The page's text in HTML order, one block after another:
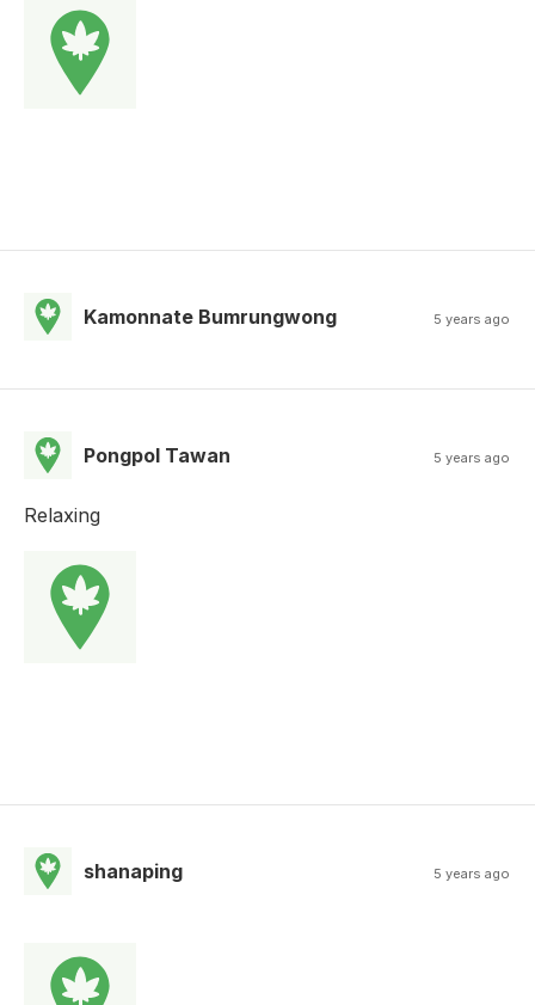
Kamonnate Bumrungwong 5 years ago
Pongpol Tawan 5 years ago
Relaxing
shanaping 5 years ago